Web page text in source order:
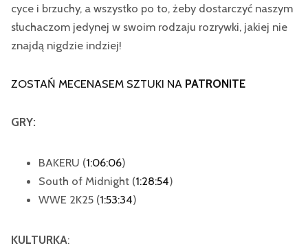
cyce i brzuchy, a wszystko po to, żeby dostarczyć naszym
słuchaczom jedynej w swoim rodzaju rozrywki, jakiej nie
znajdą nigdzie indziej!
ZOSTAŃ MECENASEM SZTUKI NA PATRONITE
GRY:
BAKERU (1:06:06)
South of Midnight (1:28:54)
WWE 2K25 (1:53:34)
KULTURKA: